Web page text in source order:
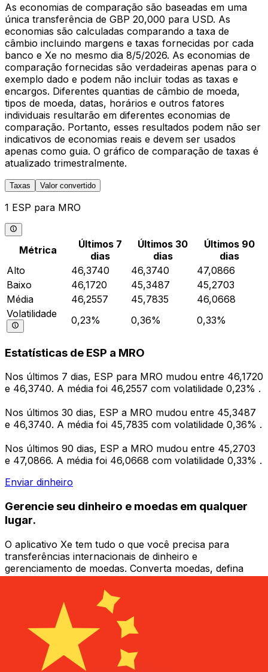
As economias de comparação são baseadas em uma
única transferência de GBP 20,000 para USD. As
economias são calculadas comparando a taxa de
câmbio incluindo margens e taxas fornecidas por cada
banco e Xe no mesmo dia 8/5/2026. As economias de
comparação fornecidas são verdadeiras apenas para o
exemplo dado e podem não incluir todas as taxas e
encargos. Diferentes quantias de câmbio de moeda,
tipos de moeda, datas, horários e outros fatores
individuais resultarão em diferentes economias de
comparação. Portanto, esses resultados podem não ser
indicativos de economias reais e devem ser usados
apenas como guia. O gráfico de comparação de taxas é
atualizado trimestralmente.
Taxas Valor convertido
1 ESP para MRO
Métrica
Últimos 7
dias
Últimos 30
dias
Últimos 90
dias
Alto
46,3740 46,3740
47,0866
Baixo
46,1720 45,3487
45,2703
Média
46,2557 45,7835
46,0668
Volatilidade
0,23% 0,36% 0,33%
Estatísticas de ESP a MRO
Nos últimos 7 dias, ESP para MRO mudou entre 46,1720
e 46,3740. A média foi 46,2557 com volatilidade 0,23% .
Nos últimos 30 dias, ESP a MRO mudou entre 45,3487
e 46,3740. A média foi 45,7835 com volatilidade 0,36% .
Nos últimos 90 dias, ESP a MRO mudou entre 45,2703
e 47,0866. A média foi 46,0668 com volatilidade 0,33% .
Enviar dinheiro
Gerencie seu dinheiro e moedas em qualquer
lugar.
O aplicativo Xe tem tudo o que você precisa para
transferências internacionais de dinheiro e
gerenciamento de moedas. Converta moedas, defina
alertas de taxas de câmbio e transfira dinheiro para o
exterior sem taxas ocultas. Baixe hoje mesmo!